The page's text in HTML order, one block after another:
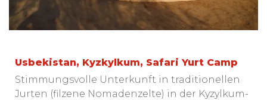
Usbekistan, Kyzkylkum, Safari Yurt Camp
Stimmungsvolle Unterkunft in traditionellen
Jurten (filzene Nomadenzelte) in der Kyzylkum-